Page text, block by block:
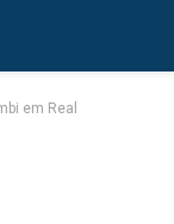
em Real